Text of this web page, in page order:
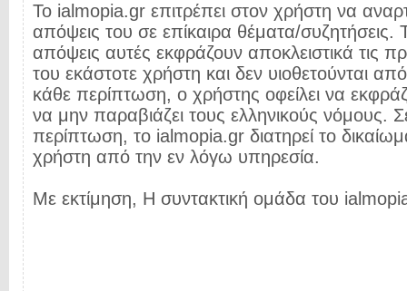
Το ialmopia.gr επιτρέπει στον χρήστη να
απόψεις του σε επίκαιρα θέματα/συζητήσεις.
απόψεις αυτές εκφράζουν αποκλειστικά τις
του εκάστοτε χρήστη και δεν υιοθετούνται
κάθε περίπτωση, ο χρήστης οφείλει να
να μην παραβιάζει τους ελληνικούς νόμους.
περίπτωση, το ialmopia.gr διατηρεί το
χρήστη από την εν λόγω υπηρεσία.
Με εκτίμηση, Η συντακτική ομάδα του